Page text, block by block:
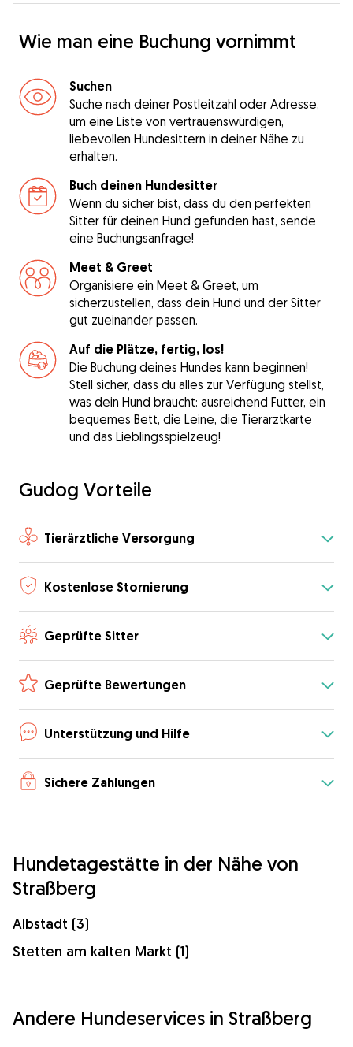
Wie man eine Buchung vornimmt
Suchen
Suche nach deiner Postleitzahl oder Adresse,
um eine Liste von vertrauenswürdigen,
liebevollen Hundesittern in deiner Nähe zu
erhalten.
Buch deinen Hundesitter
Wenn du sicher bist, dass du den perfekten
Sitter für deinen Hund gefunden hast, sende
eine Buchungsanfrage!
Meet & Greet
Organisiere ein Meet & Greet, um
sicherzustellen, dass dein Hund und der Sitter
gut zueinander passen.
Auf die Plätze, fertig, los!
Die Buchung deines Hundes kann beginnen!
Stell sicher, dass du alles zur Verfügung stellst,
was dein Hund braucht: ausreichend Futter, ein
bequemes Bett, die Leine, die Tierarztkarte
und das Lieblingsspielzeug!
Gudog Vorteile
Tierärztliche Versorgung
Kostenlose Stornierung
Geprüfte Sitter
Geprüfte Bewertungen
Unterstützung und Hilfe
Sichere Zahlungen
Hundetagestätte in der Nähe von
Straßberg
Albstadt (3)
Stetten am kalten Markt (1)
Andere Hundeservices in Straßberg